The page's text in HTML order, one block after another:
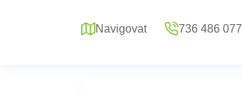
Navigovat 736 486 077